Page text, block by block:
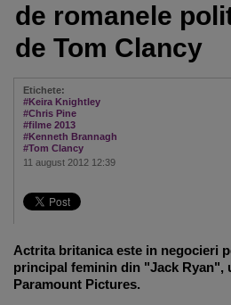
de romanele
de Tom Clancy
Etichete:
#Keira Knightley
#Chris Pine
#filme 2013
#Kenneth Brannagh
#Tom Clancy
11 august 2012 12:39
Actrita britanica este in negocieri
principal feminin din "Jack Ryan",
Paramount Pictures.